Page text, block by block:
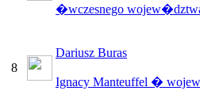
�wczesnego
8
Dariusz Buras
Ignacy Manteuffel �